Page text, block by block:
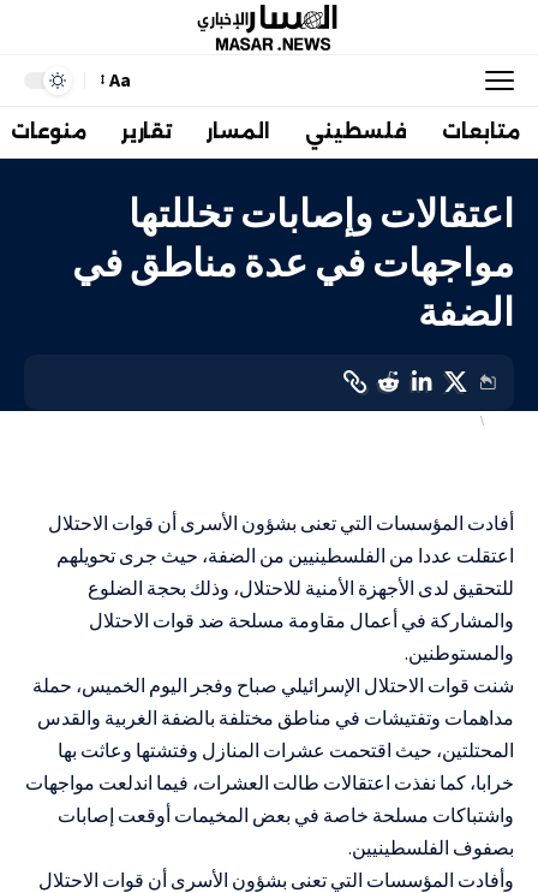
Aa
متابعات فلسطيني المسار تقارير منوعات
اعتقالات وإصابات تخللتها
مواجهات في عدة مناطق في
الضفة
أسرىفلسطيني
أفادت المؤسسات التي تعنى بشؤون الأسرى أن قوات الاحتلال
اعتقلت عددا من الفلسطينيين من الضفة، حيث جرى تحويلهم
للتحقيق لدى الأجهزة الأمنية للاحتلال، وذلك بحجة الضلوع
والمشاركة في أعمال مقاومة مسلحة ضد قوات الاحتلال
والمستوطنين.
شنت قوات الاحتلال الإسرائيلي صباح وفجر اليوم الخميس، حملة
مداهمات وتفتيشات في مناطق مختلفة بالضفة الغربية والقدس
المحتلتين، حيث اقتحمت عشرات المنازل وفتشتها وعاثت بها
خرابا، كما نفذت اعتقالات طالت العشرات، فيما اندلعت مواجهات
واشتباكات مسلحة خاصة في بعض المخيمات أوقعت إصابات
بصفوف الفلسطينيين.
وأفادت المؤسسات التي تعنى بشؤون الأسرى أن قوات الاحتلال